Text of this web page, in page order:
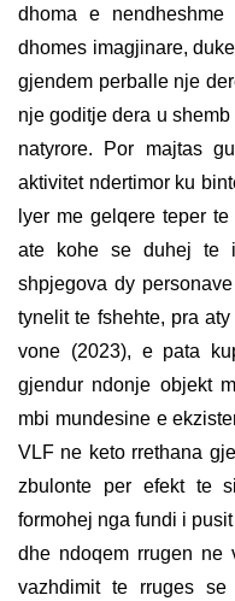
dhoma e
dhomes imagjinare,
gjendem perballe nje
nje goditje dera u
natyrore. Por majtas
aktivitet ndertimor ku
lyer me gelqere teper
ate kohe se duhej te
shpjegova dy
tynelit te fshehte, pra
vone (2023), e pata
gjendur ndonje objekt
mbi mundesine e
VLF ne keto rrethana
zbulonte per efekt te
formohej nga fundi i
dhe ndoqem rrugen ne
vazhdimit te rruges